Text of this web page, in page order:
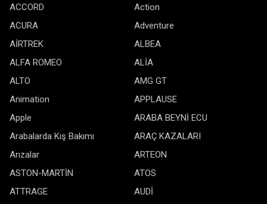
ACCORD
Action
ACURA
Adventure
AİRTREK
ALBEA
ALFA ROMEO
ALİA
ALTO
AMG GT
Animation
APPLAUSE
Apple
ARABA BEYNİ ECU
Arabalarda Kış Bakımı
ARAÇ KAZALARI
Arızalar
ARTEON
ASTON-MARTİN
ATOS
ATTRAGE
AUDİ